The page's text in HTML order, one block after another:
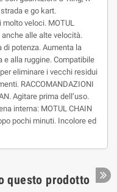
e go kart.
veloci. MOTUL
anche alle alte velocità.
di potenza. Aumenta la
e alla ruggine. Compatibile
eliminare i vecchi residui
RACCOMANDAZIONI
Agitare prima dell’uso.
interna: MOTUL CHAIN
pochi minuti. Incolore ed
questo prodotto